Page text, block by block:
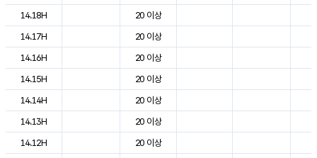
14.18H
20 이상
14.17H
20 이상
14.16H
20 이상
14.15H
20 이상
14.14H
20 이상
14.13H
20 이상
14.12H
20 이상